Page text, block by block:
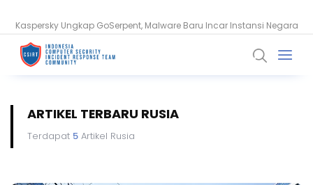
ARTIKEL TERBARU RUSIA
Terdapat 5Artikel Rusia